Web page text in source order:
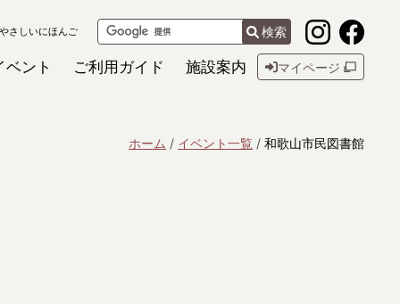
さしいにほんご 検索
ベント ご利用ガイド 施設案内 マイページ
ホーム イベント一覧 和歌山市民図書館